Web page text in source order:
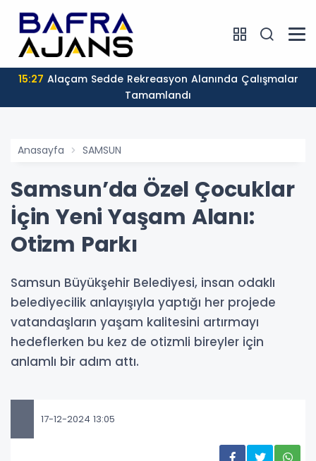
15:27
Tamamlandı
Anasayfa SAMSUN
Samsun’da Özel Çocuklar
İçin Yeni Yaşam Alanı:
Otizm Parkı
Samsun Büyükşehir Belediyesi, insan odaklı
belediyecilik anlayışıyla yaptığı her projede
vatandaşların yaşam kalitesini artırmayı
hedeflerken bu kez de otizmli bireyler için
anlamlı bir adım attı.
17-12-2024 13:05